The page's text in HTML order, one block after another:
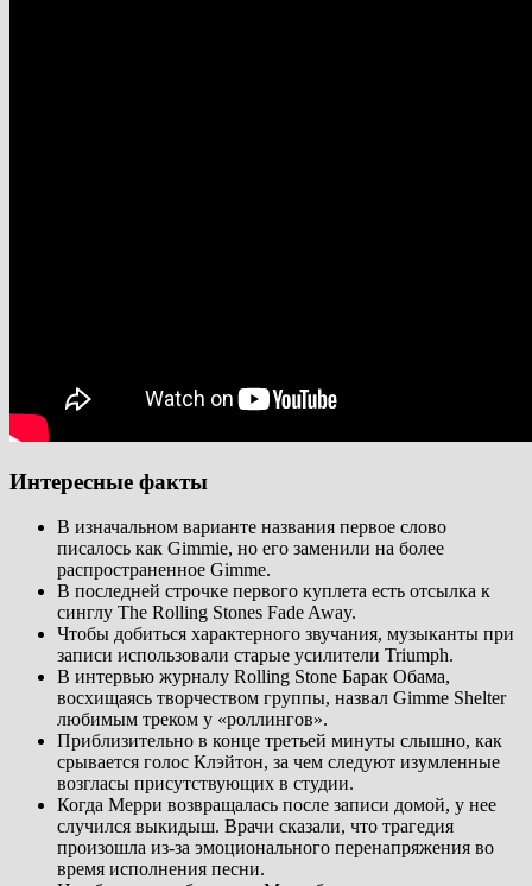
Интересные факты
В изначальном варианте названия первое слово
писалось как Gimmie, но его заменили на более
распространенное Gimme.
В последней строчке первого куплета есть отсылка к
синглу The Rolling Stones Fade Away.
Чтобы добиться характерного звучания, музыканты при
записи использовали старые усилители Triumph.
В интервью журналу Rolling Stone Барак Обама,
восхищаясь творчеством группы, назвал Gimme Shelter
любимым треком у «роллингов».
Приблизительно в конце третьей минуты слышно, как
срывается голос Клэйтон, за чем следуют изумленные
возгласы присутствующих в студии.
Когда Мерри возвращалась после записи домой, у нее
случился выкидыш. Врачи сказали, что трагедия
произошла из-за эмоционального перенапряжения во
время исполнения песни.